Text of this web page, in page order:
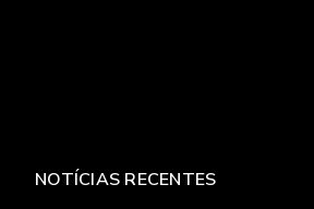
NOTÍCIAS RECENTES